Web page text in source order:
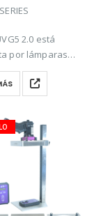
2.0 está
por lámparas
para
en las que se
solución de
manos libres. Son
útiles para